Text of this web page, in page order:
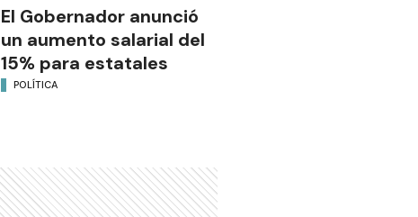
El Gobernador anunció
un aumento salarial del
15% para estatales
POLÍTICA